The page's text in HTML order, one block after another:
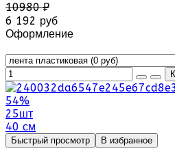
10980 ₽
6 192 руб
Оформление
54%
25шт
40 см
Быстрый просмотр В избранное